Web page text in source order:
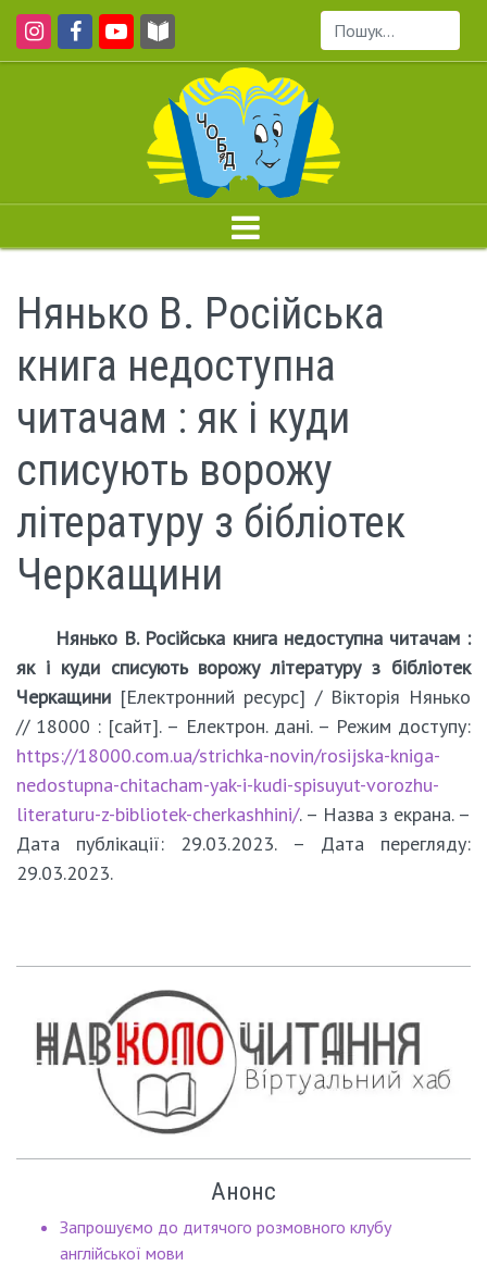
Пошук...
Нянько В. Російська
книга недоступна
читачам : як і куди
списують ворожу
літературу з бібліотек
Черкащини
Нянько В. Російська книга недоступна читачам :
як і куди списують ворожу літературу з бібліотек
Черкащини [Електронний ресурс] / Вікторія Нянько
// 18000 : [сайт]. – Електрон. дані. – Режим доступу:
https://18000.com.ua/strichka-novin/rosijska-kniga-
nedostupna-chitacham-yak-i-kudi-spisuyut-vorozhu-
literaturu-z-bibliotek-cherkashhini/. – Назва з екрана. –
Дата публікації: 29.03.2023. – Дата перегляду:
29.03.2023.
Анонс
Запрошуємо до дитячого розмовного клубу
англійської мови